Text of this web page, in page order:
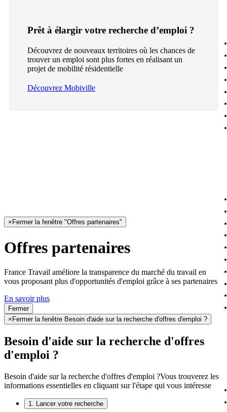
Prêt à élargir votre recherche d’emploi ?
Découvrez de nouveaux territoires où les chances de
trouver un emploi sont plus fortes en réalisant un
projet de mobilité résidentielle
Découvrez Mobiville
× Fermer la fenêtre "Offres partenaires"
Offres partenaires
France Travail améliore la transparence du marché du travail en
vous proposant plus d'opportunités d'emploi grâce à ses partenaires
En savoir plus
Fermer
× Fermer la fenêtre Besoin d'aide sur la recherche d'offres d'emploi ?
Besoin d'aide sur la recherche d'offres
d'emploi ?
Besoin d'aide sur la recherche d'offres d'emploi ?Vous trouverez les
informations essentielles en cliquant sur l'étape qui vous intéresse
1. Lancer votre recherche